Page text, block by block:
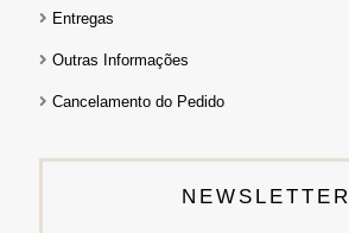
Entregas
Outras Informações
Cancelamento do Pedido
NEWSLETTER